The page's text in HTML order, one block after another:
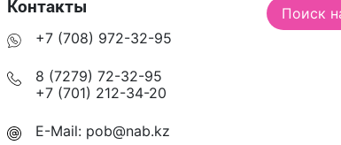
Контакты
+7 (708) 972-32-95
8 (7279) 72-32-95
+7 (701) 212-34-20
E-Mail: pob@nab.kz
Поиск